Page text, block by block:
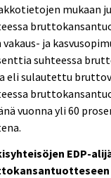
mukaan
vakaus- ja
suhteessa
eli sulautettu
vuonna yli 60
EDP-